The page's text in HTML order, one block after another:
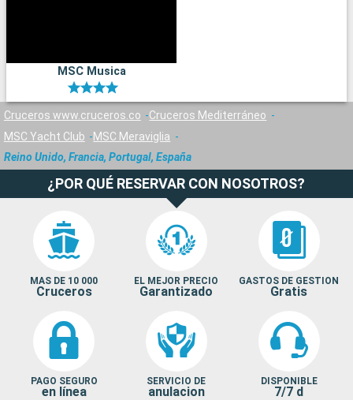
MSC Musica
Cruceros www.cruceros.co
Cruceros Mediterráneo
MSC Yacht Club
MSC Meraviglia
Reino Unido, Francia, Portugal, España
¿POR QUÉ RESERVAR CON NOSOTROS?
MAS DE 10 000
Cruceros
EL MEJOR PRECIO
Garantizado
GASTOS DE GESTION
Gratis
PAGO SEGURO
en línea
SERVICIO DE
anulacion
DISPONIBLE
7/7 d